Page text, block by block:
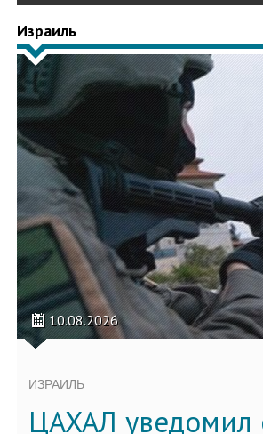
Израиль
10.08.2026
ИЗРАИЛЬ
ЦАХАЛ уведомил